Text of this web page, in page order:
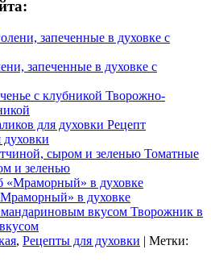
запеченные в духовке с
Творожно-
Рецепт
Томатные
и зеленью
в духовке
Творожник в
, Рецепты для духовки | Метки: